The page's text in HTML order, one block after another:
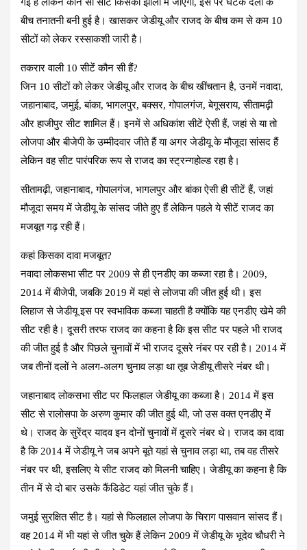
बीच तनातनी बनी हुई है। खासकर जेडीयू और राजद के बीच कम से कम 10
सीटों को लेकर रस्साकशी जारी है।
तकरार वाली 10 सीटें कौन सी हैं?
जिन 10 सीटों को लेकर जेडीयू और राजद के बीच खींचतान है, उनमें नवादा,
जहानाबाद, जमुई, बांका, भागलपुर, बक्सर, गोपालगंज, बेगूसराय, सीतामढ़ी
और हाजीपुर सीट शामिल हैं। इनमें से अधिकांश सीटें ऐसी हैं, जहां से या तो
लोजपा और बीजेपी के उम्मीदवार जीते हैं या अगर जेडीयू के मौजूदा सांसद हैं
लेकिन वह सीट पारंपरिक रूप से राजद का स्ट्रन्गहोल्ड रहा है।
सीतामढ़ी, जहानाबाद, गोपालगंज, भागलपुर और बांका ऐसी ही सीटें हैं, जहां
मौजूदा समय में जेडीयू के सांसद जीते हुए हैं लेकिन पहले ये सीटें राजद का
मजबूत गढ़ रही हैं।
कहां किसका दावा मजबूत?
नवादा लोकसभा सीटपर 2009 से ही एनडीए का कब्जा रहा है। 2009,
2014 में बीजेपी, जबकि 2019 में यहां से लोजपा की जीत हुई थी। इस
लिहाज से जेडीयू इस पर स्वभाविक कब्जा चाहती है क्योंकि यह एनडीए खेमे की
सीट रही है। दूसरी तरफ राजद का कहना है कि इस सीट पर पहले भी राजद
की जीत हुई है और पिछले चुनावों में भी राजद दूसरे नंबर पर रही है। 2014 में
जब तीनों दलों ने अलग-अलग चुनाव लड़ा था तूब जेडीयू तीसरे नंबर थी।
जहानाबाद लोकसभा सीटपर फिलहाल जेडीयू का कब्जा है। 2014 में इस
सीट से रालोसपा के अरुण कुमार की जीत हुई थी, जो उस वक्त एनडीए में
थे। राजद के सुरेंद्र यादव इन दोनों चुनावों में दूसरे नंबर थे। राजद का दावा
है कि 2014 में जेडीयू ने जब अपने बूते यहां से चुनाव लड़ा था, तब वह तीसरे
नंबर पर थी, इसलिए ये सीट राजद को मिलनी चाहिए। जेडीयू का कहना है कि
तीन में से दो बार उसके कैंडिडेट यहां जीत चुके हैं।
जमुई सुरक्षित सीटहै। यहां से फिलहाल लोजपा के चिराग पासवान सांसद हैं।
वह 2014 में भी यहां से जीत चुके हैं लेकिन 2009 में जेडीयू के भूदेव चौधरी ने